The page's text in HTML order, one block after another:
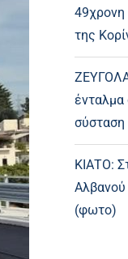
49χρονη
της
ένταλμα
σύσταση
ΚΙΑΤΟ:
Αλβανού
(φωτο)